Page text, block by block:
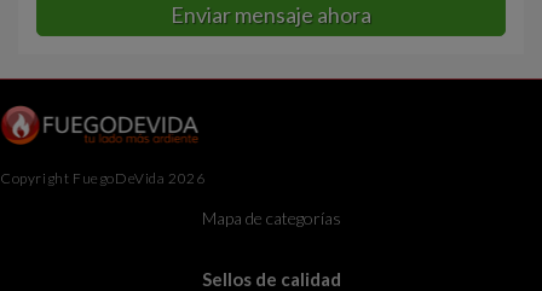
Enviar mensaje ahora
Copyright FuegoDeVida 2026
Mapa de categorías
Sellos de calidad